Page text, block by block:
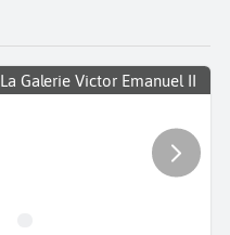
La Galerie Victor Emanuel II